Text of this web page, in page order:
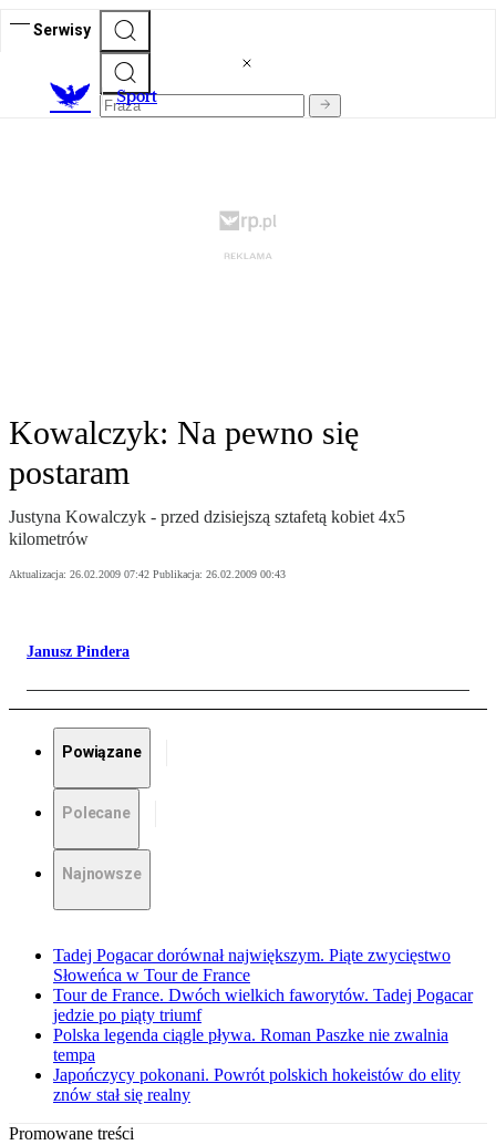
Serwisy
Sport
Kowalczyk: Na pewno się
postaram
Justyna Kowalczyk - przed dzisiejszą sztafetą kobiet 4x5
kilometrów
Aktualizacja: 26.02.2009 07:42 Publikacja: 26.02.2009 00:43
Janusz Pindera
Powiązane
Polecane
Najnowsze
Tadej Pogacar dorównał największym. Piąte zwycięstwo
Słoweńca w Tour de France
Tour de France. Dwóch wielkich faworytów. Tadej Pogacar
jedzie po piąty triumf
Polska legenda ciągle pływa. Roman Paszke nie zwalnia
tempa
Japończycy pokonani. Powrót polskich hokeistów do elity
znów stał się realny
Promowane treści